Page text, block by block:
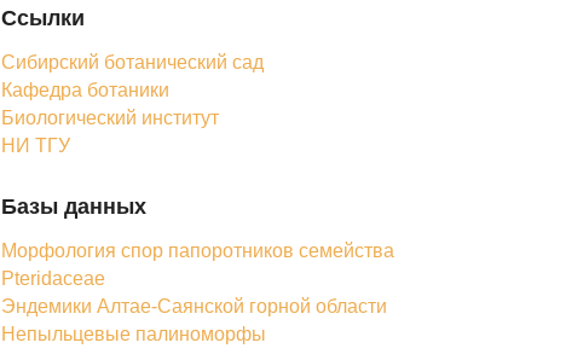
Ссылки
Сибирский ботанический сад
Кафедра ботаники
Биологический институт
НИ ТГУ
Базы данных
Морфология спор папоротников семейства
Pteridaceae
Эндемики Алтае-Саянской горной области
Непыльцевые палиноморфы